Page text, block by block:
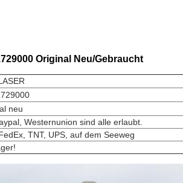
Original Neu/Gebraucht
neu
Westernunion sind alle erlaubt.
TNT, UPS, auf dem Seeweg